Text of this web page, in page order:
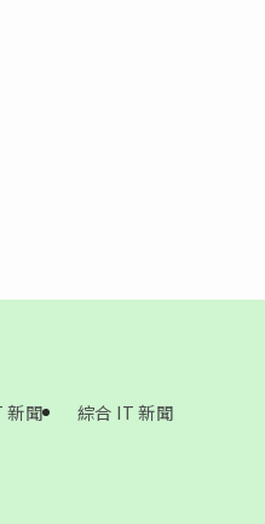
新聞
綜合 IT 新聞